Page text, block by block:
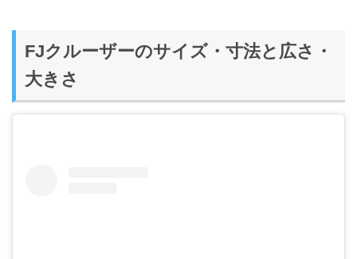
FJクルーザーのサイズ・寸法と広さ・
大きさ